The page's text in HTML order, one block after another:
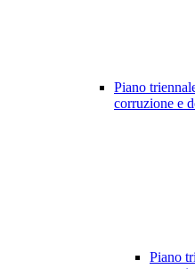
Piano
corruzione e
Piano